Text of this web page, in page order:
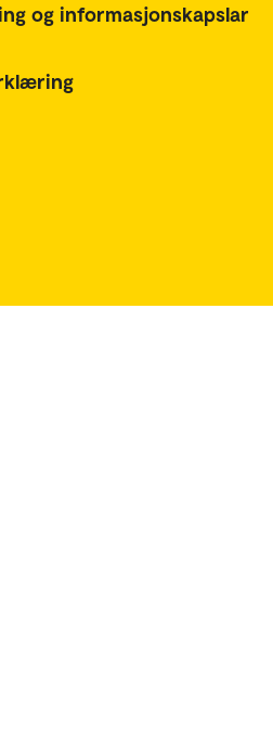
og informasjonskapslar